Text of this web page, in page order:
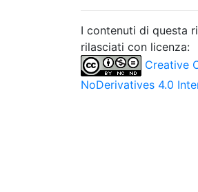
I contenuti di questa
rilasciati con licenza:
Creative
NoDerivatives 4.0